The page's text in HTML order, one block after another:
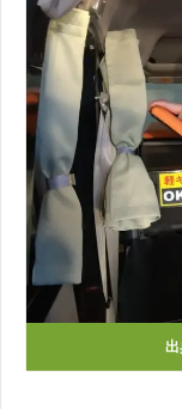
出